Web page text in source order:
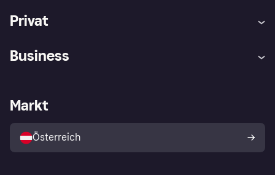
Privat
Shops entdecken
Business
Händlerportal
Markt
Österreich